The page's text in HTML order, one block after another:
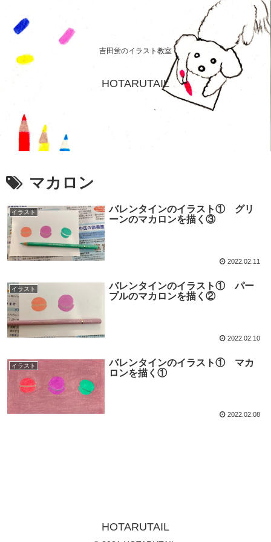
吉田蛍のイラスト教室
HOTARUTAIL
マカロン
イラスト
バレンタインのイラスト① グリ
ーンのマカロンを描く③
2022.02.11
イラスト
バレンタインのイラスト① パー
プルのマカロンを描く②
2022.02.10
イラスト
バレンタインのイラスト① マカ
ロンを描く①
2022.02.08
HOTARUTAIL